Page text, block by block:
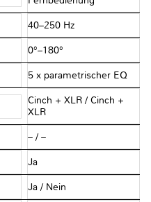
40–250 Hz
0°–180°
5 x parametrischer EQ
Cinch + XLR / Cinch +
XLR
– / –
Ja
Ja / Nein